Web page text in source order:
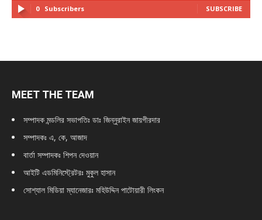
0 Subscribers SUBSCRIBE
MEET THE TEAM
সম্পাদক মন্ডলির সভাপতিঃ ডাঃ জিন্নুরাইন জায়গীরদার
সম্পাদকঃ এ, কে, আজাদ
বার্তা সম্পাদকঃ শিপন দেওয়ান
আইটি এডমিনিস্ট্রেটরঃ মুকুল হাসান
সোশ্যাল মিডিয়া ম্যানেজারঃ মহিউদ্দিন পাটোয়ারী লিংকন